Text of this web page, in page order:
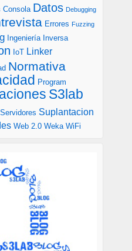
Consola Datos Debugging
Errores Fuzzing
Ingeniería Inversa
IoT Linker
Normativa
Program
S3lab
Servidores Suplantacion
Web 2.0 Weka WiFi